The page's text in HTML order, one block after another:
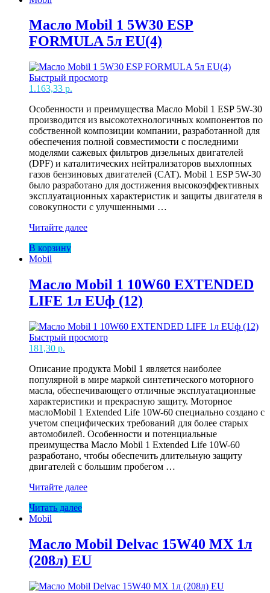
FORMULA
4л
EU(4)
Масло Mobil 1 5W30 ESP
FORMULA 5л EU(4)
Быстрый просмотр
1.163,33 р.
Особенности и преимущества Масло Mobil 1 ESP 5W-30
производится из высокотехнологичных компонентов по
собственной композиции компании, разработанной для
обеспечения полной совместимости с последними
моделями сажевых фильтров дизельных двигателей
(DPF) и каталитических нейтрализаторов выхлопных
газов бензиновых двигателей (CAT). Mobil 1 ESP 5W-30
было разработано для достижения высокоэффективных
эксплуатационных характеристик и защиты двигателя в
совокупности с улучшенными …
Масло
1
5W30
FORMULA
5л
EU(4)
Читайте далее
В корзину
Mobil
Масло Mobil 1 10W60 EXTENDED
LIFE 1л EUф (12)
Быстрый просмотр
181,30 р.
Описание продукта Mobil 1 является наиболее
популярной в мире маркой синтетического моторного
масла, обеспечивающего отличные эксплуатационные
характеристики и прекрасную защиту. Моторное
маслоMobil 1 Extended Life 10W-60 специально создано с
учетом специфических требований для более старых
автомобилей. Особенности и потенциальные
преимущества Масло Mobil 1 Extended Life 10W-60
разработано, чтобы обеспечить длительную защиту
двигателей с большим пробегом …
Масло
1
10W60
LIFE
1л
EUф
Читайте далее
Читать далее
Mobil
Масло Mobil Delvac 15W40 MX 1л
(208л) EU